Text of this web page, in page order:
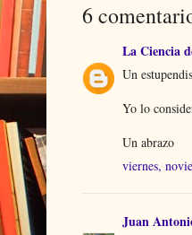
6
La Ciencia
Un
Yo lo
Un abrazo
viernes,
Juan